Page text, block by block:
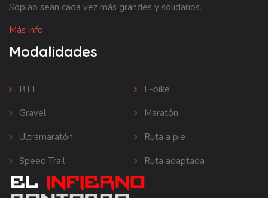
Soplao sean cada vez más grandes y solidarios.
Más info
Modalidades
BTT
E-bike
Gravel
Maratón
Ultramaratón
Ruta a pie
Speed Trail
Ruta adaptada